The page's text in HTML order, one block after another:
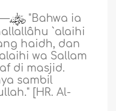
"Bahwa ia
`alaihi
haidh, dan
wa Sallam
di masjid.
sambil
[HR. Al-